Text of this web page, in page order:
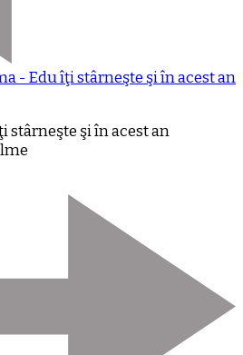
- Edu îţi stârneşte şi în acest an